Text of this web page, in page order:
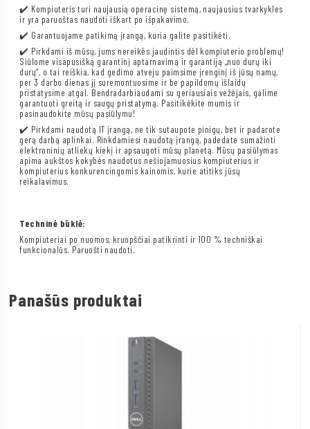
✔️ Kompiuteris turi naujausią operacinę sistemą, naujausius tvarkykles
ir yra paruoštas naudoti iškart po išpakavimo.
✔️ Garantuojame patikimą įrangą, kuria galite pasitikėti.
✔️ Pirkdami iš mūsų, jums nereikės jaudintis dėl kompiuterio problemų!
Siūlome visapusišką garantinį aptarnavimą ir garantiją „nuo durų iki
durų“, o tai reiškia, kad gedimo atveju paimsime įrenginį iš jūsų namų,
per 3 darbo dienas jį suremontuosime ir be papildomų išlaidų
pristatysime atgal. Bendradarbiaudami su geriausiais vežėjais, galime
garantuoti greitą ir saugų pristatymą. Pasitikėkite mumis ir
pasinaudokite mūsų pasiūlymu!
✔️ Pirkdami naudotą IT įrangą, ne tik sutaupote pinigų, bet ir padarote
gerą darbą aplinkai. Rinkdamiesi naudotą įrangą, padedate sumažinti
elektroninių atliekų kiekį ir apsaugoti mūsų planetą. Mūsų pasiūlymas
apima aukštos kokybės naudotus nešiojamuosius kompiuterius ir
kompiuterius konkurencingomis kainomis, kurie atitiks jūsų
reikalavimus.
Techninė būklė:
Kompiuteriai po nuomos, kruopščiai patikrinti ir 100 % techniškai
funkcionalūs. Paruošti naudoti.
Panašūs produktai